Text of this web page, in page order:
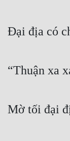
Đại địa có
“Thuận xa
Mờ tối đại